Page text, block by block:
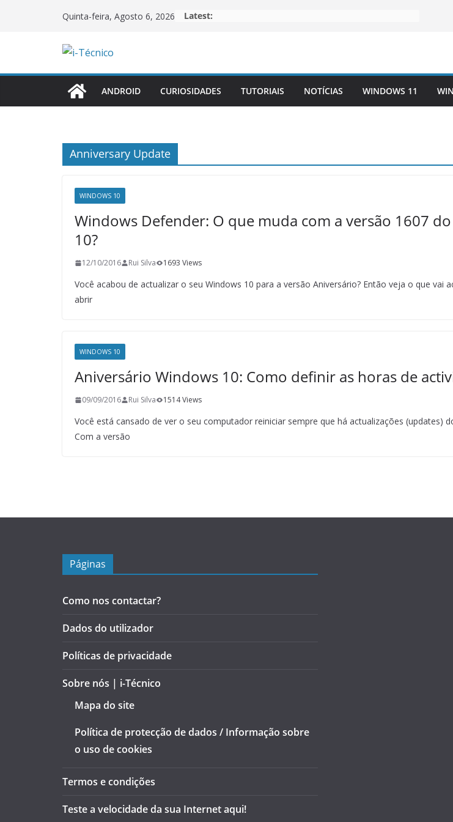
Quinta-feira, Agosto 6, 2026 Latest:
ANDROID CURIOSIDADES TUTORIAIS NOTÍCIAS WINDOWS 11
Anniversary Update
WINDOWS 10
Windows Defender: O que muda com a versão 1607
10?
12/10/2016 Rui Silva 1693 Views
Você acabou de actualizar o seu Windows 10 para a versão Aniversário? Então veja o que vai
abrir
WINDOWS 10
Aniversário Windows 10: Como definir as horas de
09/09/2016 Rui Silva 1514 Views
Você está cansado de ver o seu computador reiniciar sempre que há actualizações (updates)
Com a versão
Páginas
Como nos contactar?
Dados do utilizador
Políticas de privacidade
Sobre nós | i-Técnico
Mapa do site
Política de protecção de dados / Informação sobre
o uso de cookies
Termos e condições
Teste a velocidade da sua Internet aqui!